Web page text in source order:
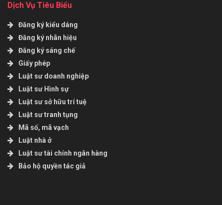
Dịch Vụ Tiêu Biểu
Đăng ký kiểu dáng
Đăng ký nhãn hiệu
Đăng ký sáng chế
Giấy phép
Luật sư doanh nghiệp
Luật sư Hình sự
Luật sư sở hữu trí tuệ
Luật sư tranh tụng
Mã số, mã vạch
Luật nhà ở
Luật sư tài chính ngân hàng
Bảo hộ quyền tác giả